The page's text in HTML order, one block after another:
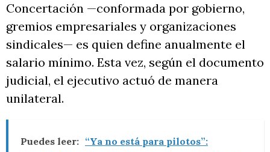
Concertación —conformada por gobierno,
gremios empresariales y organizaciones
sindicales— es quien define anualmente el
salario mínimo. Esta vez, según el documento
judicial, el ejecutivo actuó de manera
unilateral.
Puedes leer: “Ya no está para pilotos”: